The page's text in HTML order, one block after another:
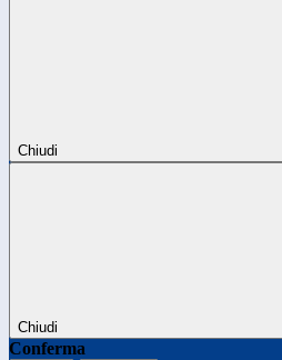
Chiudi
Chiudi
Conferma